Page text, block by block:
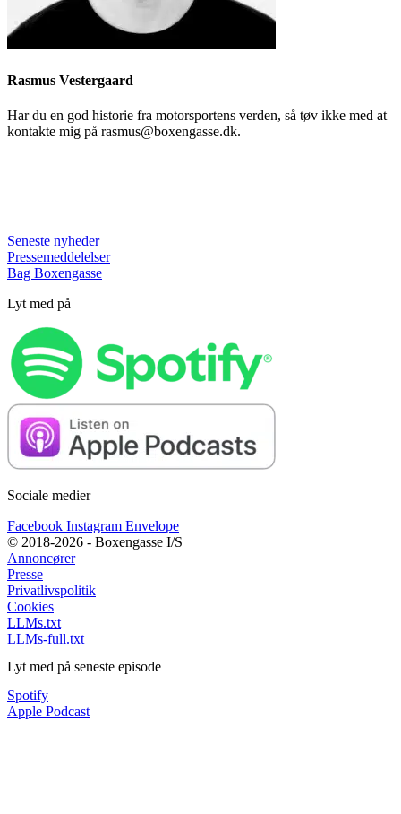
Rasmus Vestergaard
Har du en god historie fra motorsportens verden, så tøv ikke med at
kontakte mig på rasmus@boxengasse.dk.
Seneste nyheder
Pressemeddelelser
Bag Boxengasse
Lyt med på
Sociale medier
Facebook Instagram Envelope
© 2018-2026 - Boxengasse I/S
Annoncører
Presse
Privatlivspolitik
Cookies
LLMs.txt
LLMs-full.txt
Lyt med på seneste episode
Spotify
Apple Podcast